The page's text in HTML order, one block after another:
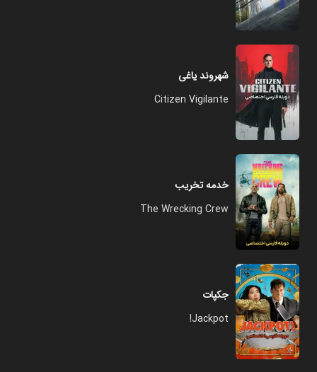
شهروند یاغی
Citizen Vigilante
خدمه تخریب
The Wrecking Crew
جکپات
Jackpot!